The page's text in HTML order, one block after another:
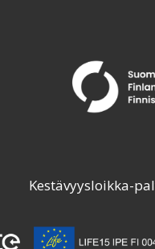
Kestävyysloikka-